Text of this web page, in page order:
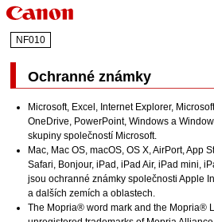
NF010
Ochranné známky
Microsoft, Excel , Internet Explorer,
OneDrive, PowerPoint,Windows a
skupiny společností Microsoft.
Mac, Mac OS,macOS,OS X,AirPort,App
Safari, Bonjour,iPad ,iPad Air,iPad mini,
jsou ochranné známky společnostiApple
a dalších zemích a oblastech.
The Mopria® word mark and the Mopria®